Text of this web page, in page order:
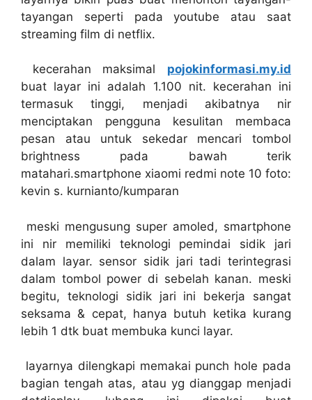
tayangan seperti pada youtube atau saat
streaming film di netflix.
kecerahan maksimal pojokinformasi.my.id
buat layar ini adalah 1.100 nit. kecerahan ini
termasuk tinggi, menjadi akibatnya nir
menciptakan pengguna kesulitan membaca
pesan atau untuk sekedar mencari tombol
brightness pada bawah terik
matahari.smartphone xiaomi redmi note 10 foto:
kevin s. kurnianto/kumparan
meski mengusung super amoled, smartphone
ini nir memiliki teknologi pemindai sidik jari
dalam layar. sensor sidik jari tadi terintegrasi
dalam tombol power di sebelah kanan. meski
begitu, teknologi sidik jari ini bekerja sangat
seksama & cepat, hanya butuh ketika kurang
lebih 1 dtk buat membuka kunci layar.
layarnya dilengkapi memakai punch hole pada
bagian tengah atas, atau yg dianggap menjadi